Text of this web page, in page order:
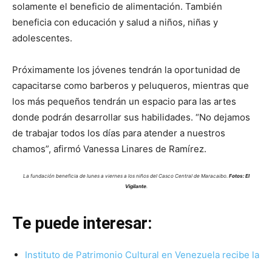
solamente el beneficio de alimentación. También
beneficia con educación y salud a niños, niñas y
adolescentes.
Próximamente los jóvenes tendrán la oportunidad de
capacitarse como barberos y peluqueros, mientras que
los más pequeños tendrán un espacio para las artes
donde podrán desarrollar sus habilidades. “No dejamos
de trabajar todos los días para atender a nuestros
chamos”, afirmó Vanessa Linares de Ramírez.
La fundación beneficia de lunes a viernes a los niños del Casco Central de Maracaibo. Fotos: El
Vigilante.
Te puede interesar:
Instituto de Patrimonio Cultural en Venezuela recibe la